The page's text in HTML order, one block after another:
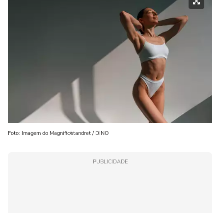
Foto: Imagem do Magnific/standret / DINO
PUBLICIDADE